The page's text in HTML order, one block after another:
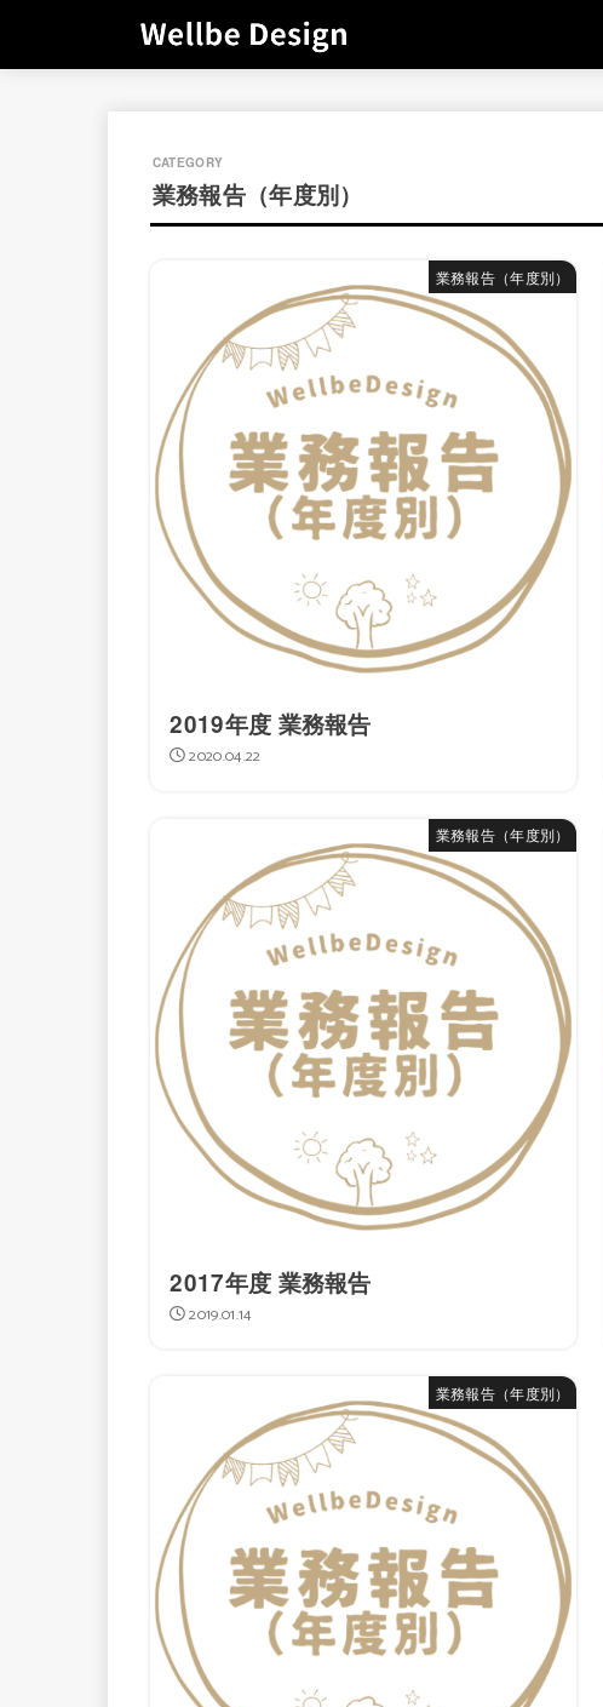
業務報告（年度別）
業務報告（年度別）
2019年度 業務報告
2020.04.22
業務報告（年度別）
2017年度 業務報告
2019.01.14
業務報告（年度別）